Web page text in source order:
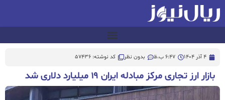
4 آذر 1404 6:47 ب.ظ بدون نظر کد نوشته: 57436
بازار ارز تجاری مرکز مبادله ایران ۱۹ میلیارد دلاری شد